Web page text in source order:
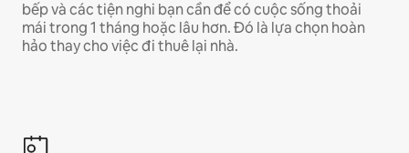
bếp và các tiện nghi bạn cần để có cuộc sống thoải
mái trong 1 tháng hoặc lâu hơn. Đó là lựa chọn hoàn
hảo thay cho việc đi thuê lại nhà.